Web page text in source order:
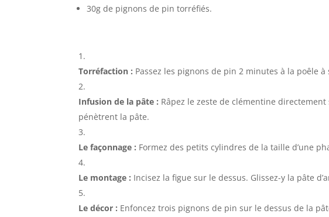
30g de pignons de pin torréfiés.
Torréfaction : Passez les pignons de pin 2 minutes à la poêle
Infusion de la pâte : Râpez le zeste de clémentine
pénètrent la pâte.
Le façonnage : Formez des petits cylindres de la taille d’une
Le montage : Incisez la figue sur le dessus. Glissez-y la pâte
Le décor : Enfoncez trois pignons de pin sur le dessus de la